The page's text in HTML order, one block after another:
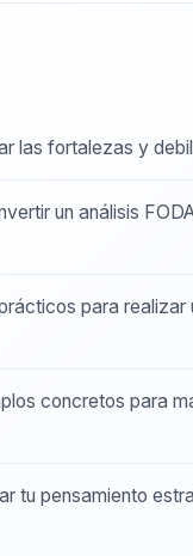
las fortalezas y
un análisis
para realizar
concretos para
tu pensamiento